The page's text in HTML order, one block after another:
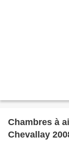
Chambres à
Chevallay